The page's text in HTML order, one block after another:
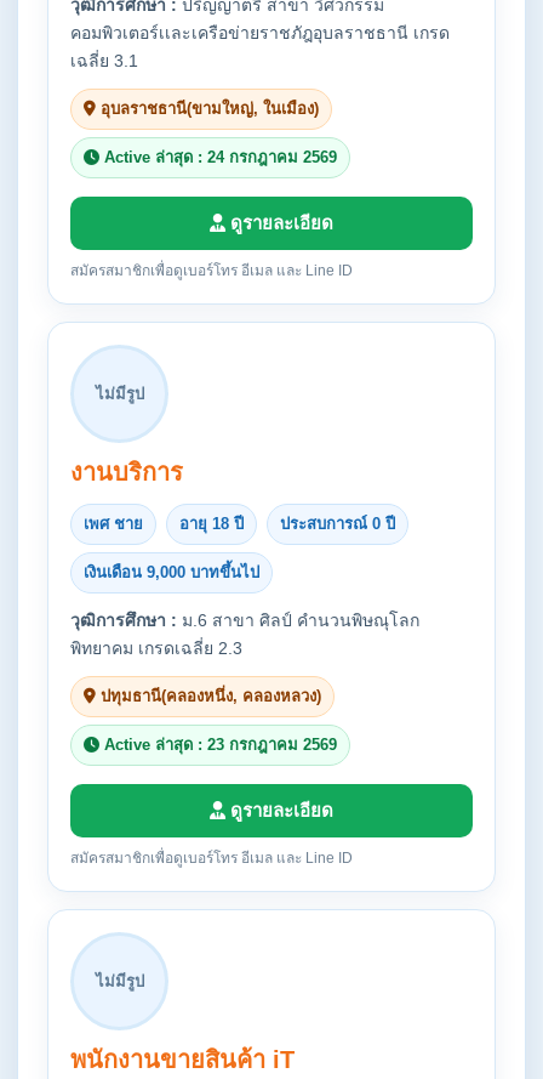
วุฒิการศึกษา : ปริญญาตรี สาขา วิศวกรรม
คอมพิวเตอร์เเละเครือข่ายราชภัฎอุบลราชธานี เกรด
เฉลี่ย 3.1
อุบลราชธานี(ขามใหญ่, ในเมือง)
Active ล่าสุด : 24 กรกฎาคม 2569
ดูรายละเอียด
สมัครสมาชิกเพื่อดูเบอร์โทร อีเมล และ Line ID
ไม่มีรูป
งานบริการ
เพศ ชาย อายุ 18 ปี ประสบการณ์ 0 ปี
เงินเดือน 9,000 บาทขึ้นไป
วุฒิการศึกษา : ม.6 สาขา ศิลป์ คำนวนพิษณุโลก
พิทยาคม เกรดเฉลี่ย 2.3
ปทุมธานี(คลองหนึ่ง, คลองหลวง)
Active ล่าสุด : 23 กรกฎาคม 2569
ดูรายละเอียด
สมัครสมาชิกเพื่อดูเบอร์โทร อีเมล และ Line ID
ไม่มีรูป
พนักงานขายสินค้า iT